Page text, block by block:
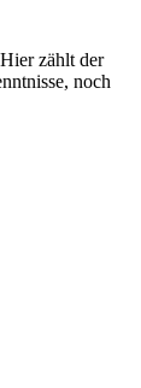
zählt der
noch